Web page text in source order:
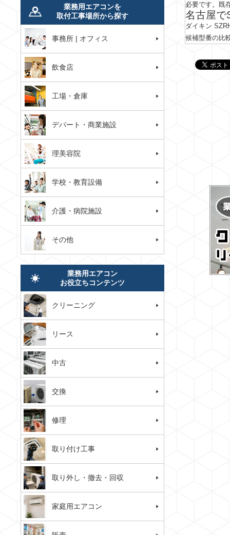
必要です。既
名古屋で
ダイキン
候補型番の比
業務用エアコンを
取付工事場所から探す
事務所 | オフィス
飲食店
工場・倉庫
デパート・商業施設
理美容院
学校・教育設備
介護・病院施設
その他
業務用エアコン
お役立ちコンテンツ
クリーニング
リース
中古
交換
修理
取り付け工事
取り外し・撤去・回収
家庭用エアコン